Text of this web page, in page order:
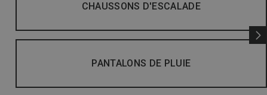
CHAUSSONS D'ESCALADE
PANTALONS DE PLUIE